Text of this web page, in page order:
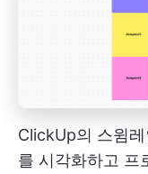
ClickUp의 스윔
를 시각화하고 프